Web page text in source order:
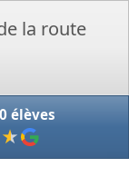
élèves
★